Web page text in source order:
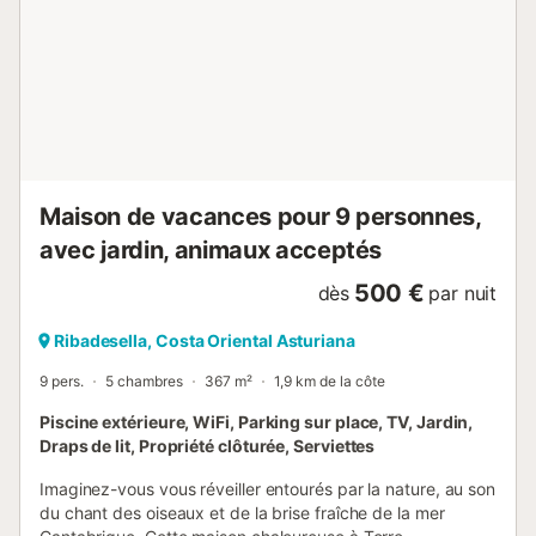
Maison de vacances pour 9 personnes,
avec jardin, animaux acceptés
dès 500 € par nuit
Ribadesella, Costa Oriental Asturiana
9 pers. 5 chambres 367 m² 1,9 km de la côte
Piscine extérieure, WiFi, Parking sur place, TV, Jardin,
Draps de lit, Propriété clôturée, Serviettes
Imaginez-vous vous réveiller entourés par la nature, au son
du chant des oiseaux et de la brise fraîche de la mer